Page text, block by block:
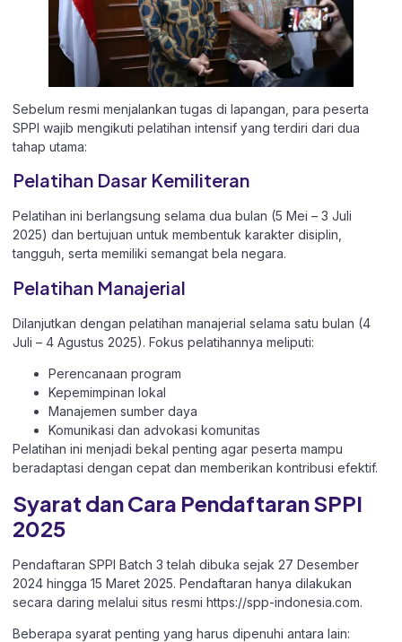
Sebelum resmi menjalankan tugas di lapangan, para peserta
SPPI wajib mengikuti pelatihan intensif yang terdiri dari dua
tahap utama:
Pelatihan Dasar Kemiliteran
Pelatihan ini berlangsung selama dua bulan (5 Mei – 3 Juli
2025) dan bertujuan untuk membentuk karakter disiplin,
tangguh, serta memiliki semangat bela negara.
Pelatihan Manajerial
Dilanjutkan dengan pelatihan manajerial selama satu bulan (4
Juli – 4 Agustus 2025). Fokus pelatihannya meliputi:
Perencanaan program
Kepemimpinan lokal
Manajemen sumber daya
Komunikasi dan advokasi komunitas
Pelatihan ini menjadi bekal penting agar peserta mampu
beradaptasi dengan cepat dan memberikan kontribusi efektif.
Syarat dan Cara Pendaftaran SPPI
2025
Pendaftaran SPPI Batch 3 telah dibuka sejak 27 Desember
2024 hingga 15 Maret 2025. Pendaftaran hanya dilakukan
secara daring melalui situs resmi https://spp-indonesia.com.
Beberapa syarat penting yang harus dipenuhi antara lain: